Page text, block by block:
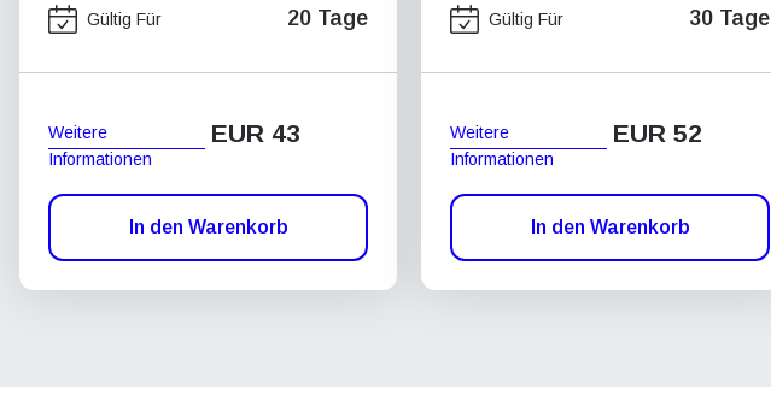
Gültig Für 20 Tage
Weitere
Informationen
EUR 43
In den Warenkorb
Gültig Für 30 Tage
Weitere
Informationen
EUR 52
In den Warenkorb